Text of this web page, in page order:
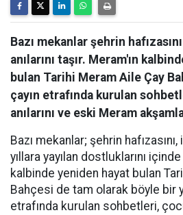
Bazı mekanlar şehrin
anılarını taşır. Meram'ın
bulan Tarihi Meram Aile Çay
çayın etrafında kurulan
anılarını ve eski Meram
Bazı mekanlar; şehrin hafızasını,
yıllara yayılan dostluklarını
kalbinde yeniden hayat bulan
Bahçesi de tam olarak böyle bir
etrafında kurulan sohbetleri,